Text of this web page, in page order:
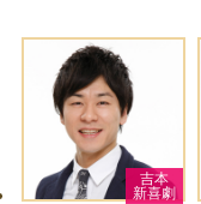
吉本
新喜劇